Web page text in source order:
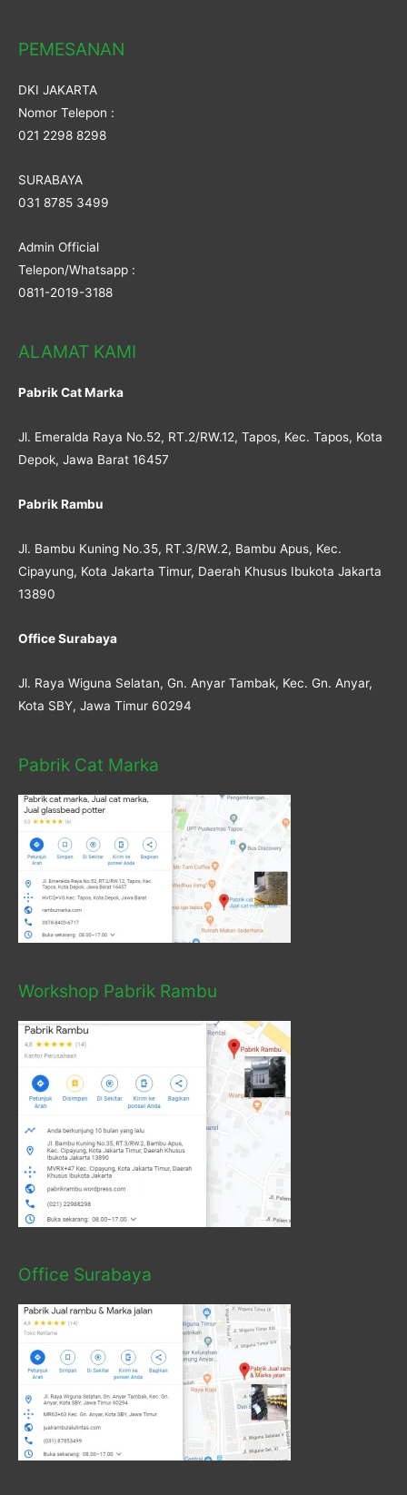
PEMESANAN
DKI JAKARTA
Nomor Telepon :
021 2298 8298
SURABAYA
031 8785 3499
Admin Official
Telepon/Whatsapp :
0811-2019-3188
ALAMAT KAMI
Pabrik Cat Marka
Jl. Emeralda Raya No.52, RT.2/RW.12, Tapos, Kec. Tapos, Kota
Depok, Jawa Barat 16457
Pabrik Rambu
Jl. Bambu Kuning No.35, RT.3/RW.2, Bambu Apus, Kec.
Cipayung, Kota Jakarta Timur, Daerah Khusus Ibukota Jakarta
13890
Office Surabaya
Jl. Raya Wiguna Selatan, Gn. Anyar Tambak, Kec. Gn. Anyar,
Kota SBY, Jawa Timur 60294
Pabrik Cat Marka
Workshop Pabrik Rambu
Office Surabaya